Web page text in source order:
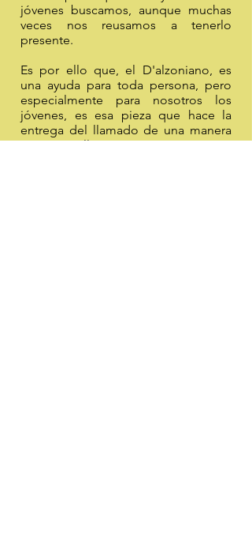
jóvenes buscamos, aunque muchas
veces nos reusamos a tenerlo
presente.
Es por ello que, el D'alzoniano, es
una ayuda para toda persona, pero
especialmente para nosotros los
jóvenes, es esa pieza que hace la
entrega del llamado de una manera
más sencilla y así para quienes